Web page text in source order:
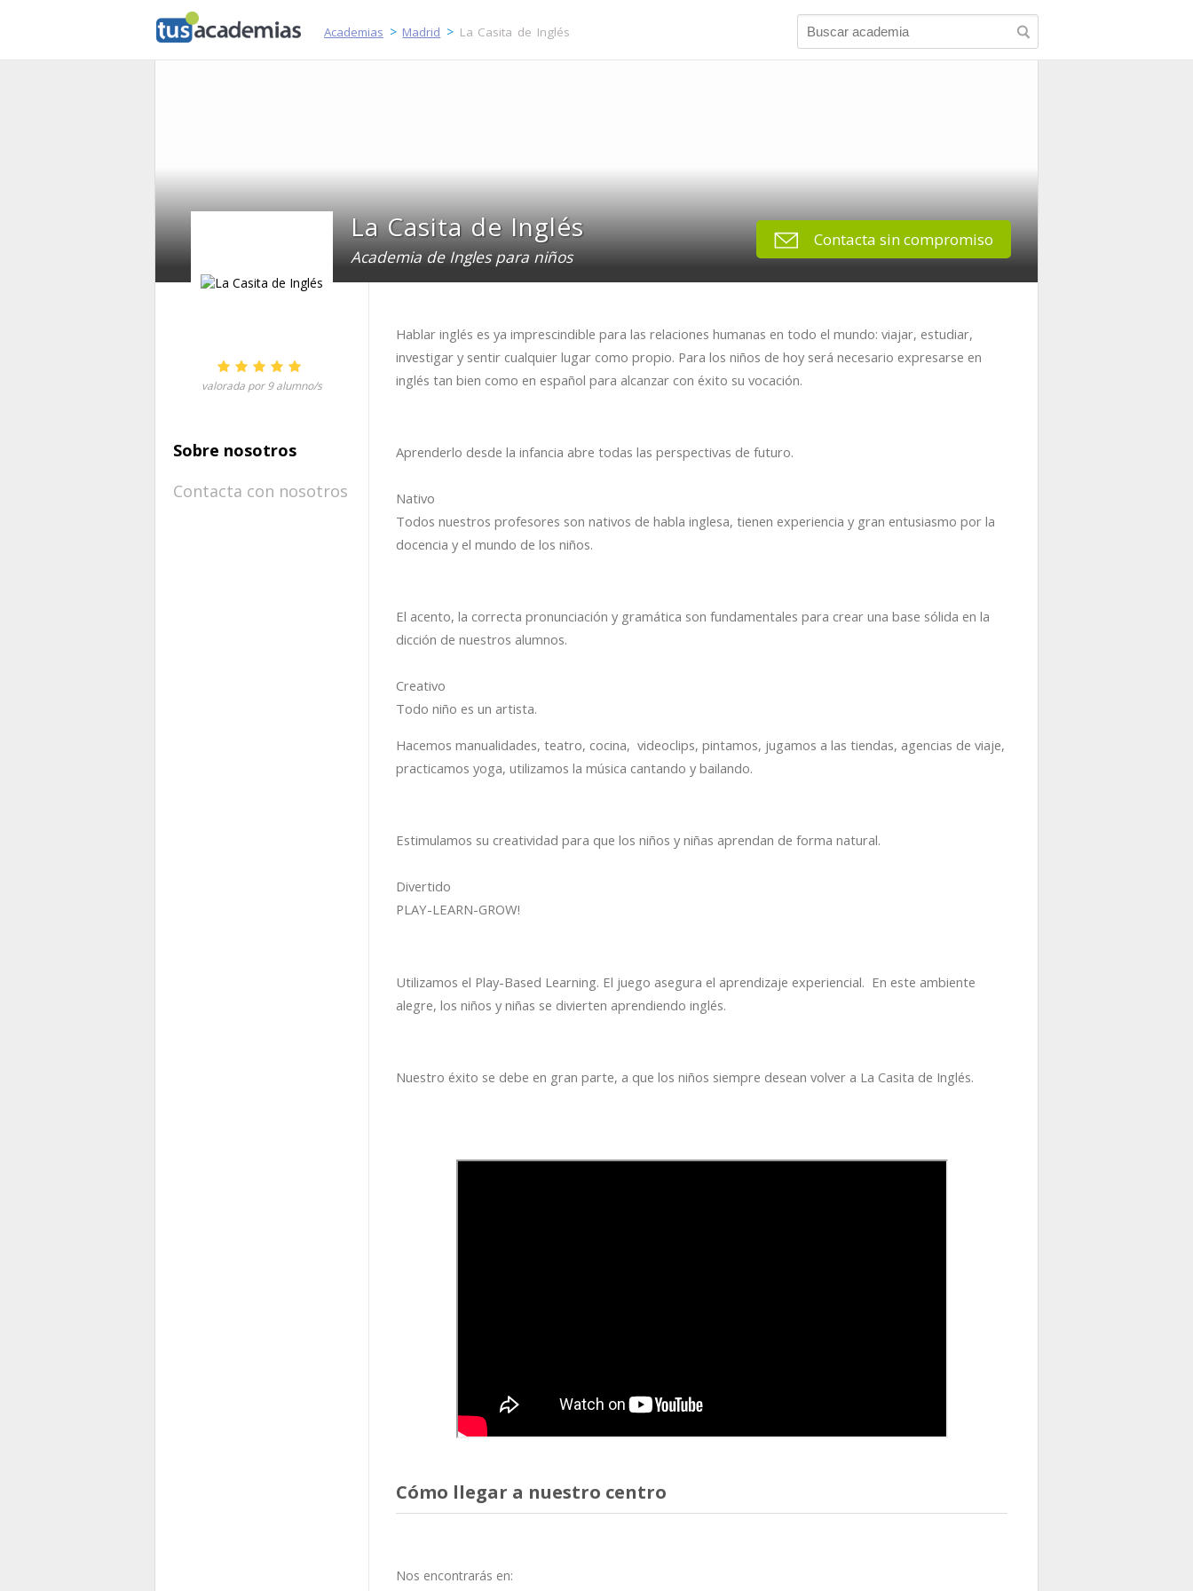
tusacademias
Academias > Madrid > La Casita de Inglés
La Casita de Inglés
Academia de Ingles para niños
Contacta sin compromiso
9
Sobre nosotros
Contacta con nosotros
Hablar inglés es ya imprescindible para las relaciones humanas en todo el mundo: viajar, estudiar,
investigar y sentir cualquier lugar como propio. Para los niños de hoy será necesario expresarse en
inglés tan bien como en español para alcanzar con éxito su vocación.
Aprenderlo desde la infancia abre todas las perspectivas de futuro.
Nativo
Todos nuestros profesores son nativos de habla inglesa, tienen experiencia y gran entusiasmo por la
docencia y el mundo de los niños.
El acento, la correcta pronunciación y gramática son fundamentales para crear una base sólida en la
dicción de nuestros alumnos.
Creativo
Todo niño es un artista.
Hacemos manualidades, teatro, cocina, videoclips, pintamos, jugamos a las tiendas, agencias de viaje,
practicamos yoga, utilizamos la música cantando y bailando.
Estimulamos su creatividad para que los niños y niñas aprendan de forma natural.
Divertido
PLAY-LEARN-GROW!
Utilizamos el Play-Based Learning. El juego asegura el aprendizaje experiencial. En este ambiente
alegre, los niños y niñas se divierten aprendiendo inglés.
Nuestro éxito se debe en gran parte, a que los niños siempre desean volver a La Casita de Inglés.
Cómo llegar a nuestro centro
Nos encontrarás en: